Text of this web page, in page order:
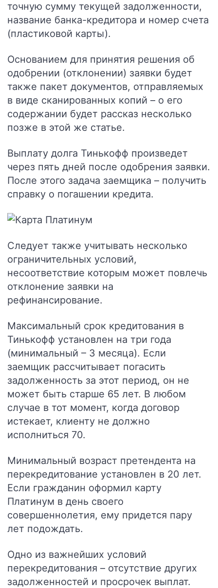
точную сумму текущей задолженности,
название банка-кредитора и номер счета
(пластиковой карты).
Основанием для принятия решения об
одобрении (отклонении) заявки будет
также пакет документов, отправляемых
в виде сканированных копий – о его
содержании будет рассказ несколько
позже в этой же статье.
Выплату долга Тинькофф произведет
через пять дней после одобрения заявки.
После этого задача заемщика – получить
справку о погашении кредита.
Следует также учитывать несколько
ограничительных условий,
несоответствие которым может повлечь
отклонение заявки на
рефинансирование.
Максимальный срок кредитования в
Тинькофф установлен на три года
(минимальный – 3 месяца). Если
заемщик рассчитывает погасить
задолженность за этот период, он не
может быть старше 65 лет. В любом
случае в тот момент, когда договор
истекает, клиенту не должно
исполниться 70.
Минимальный возраст претендента на
перекредитование установлен в 20 лет.
Если гражданин оформил карту
Платинум в день своего
совершеннолетия, ему придется пару
лет подождать.
Одно из важнейших условий
перекредитования – отсутствие других
задолженностей и просрочек выплат.